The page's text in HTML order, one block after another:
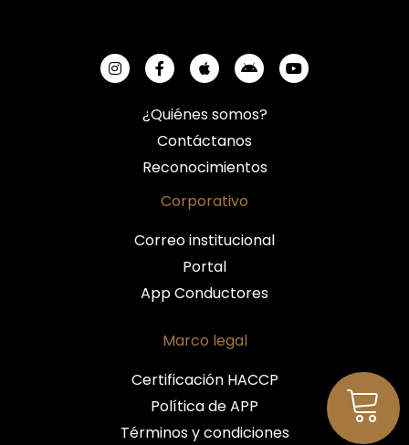
¿Quiénes somos?
Contáctanos
Reconocimientos
Corporativo
Correo institucional
Portal
App Conductores
Marco legal
Certificación HACCP
Política de APP
Términos y condiciones